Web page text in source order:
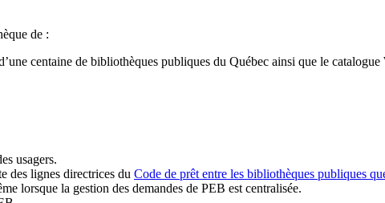
de :
centaine de bibliothèques publiques du Québec ainsi que le catalogue
usagers.
des lignes directrices du Code de prêt entre les bibliothèques publiques
lorsque la gestion des demandes de PEB est centralisée.